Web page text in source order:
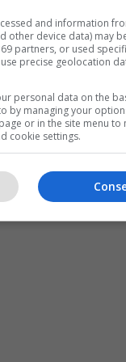
liri, pavarësi
dhe
mund”, ka
popullore për
së trashi”. /
and information
other device data) may
partners, or used
precise geolocation
personal data on the
by managing your
or in the site menu to
cookie settings.